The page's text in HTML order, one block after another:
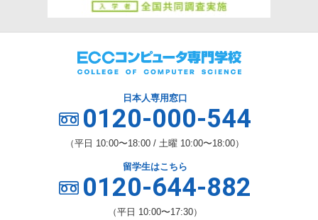
日本人専用窓口
0120-000-544
（平日 10:00〜18:00 / 土曜 10:00〜18:00）
留学生はこちら
0120-644-882
（平日 10:00〜17:30）